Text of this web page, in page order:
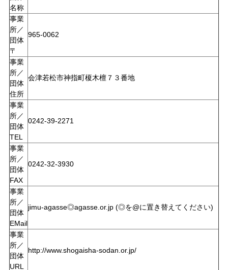
名称
事業
所／
団体
〒
965-0062
事業
所／
団体
住所
会津若松市神指町榎木檀７３番地
事業
所／
団体
TEL
0242-39-2271
事業
所／
団体
FAX
0242-32-3930
事業
所／
団体
EMail
jimu-agasse◎agasse.or.jp (◎を@に置き替えてください)
事業
所／
団体
URL
http://www.shogaisha-sodan.or.jp/